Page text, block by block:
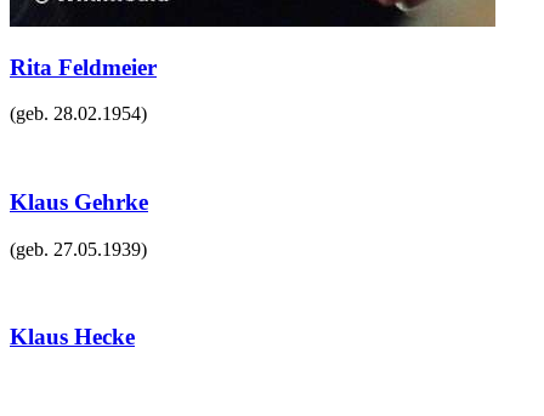
Rita Feldmeier
(geb. 28.02.1954)
Klaus Gehrke
(geb. 27.05.1939)
Klaus Hecke